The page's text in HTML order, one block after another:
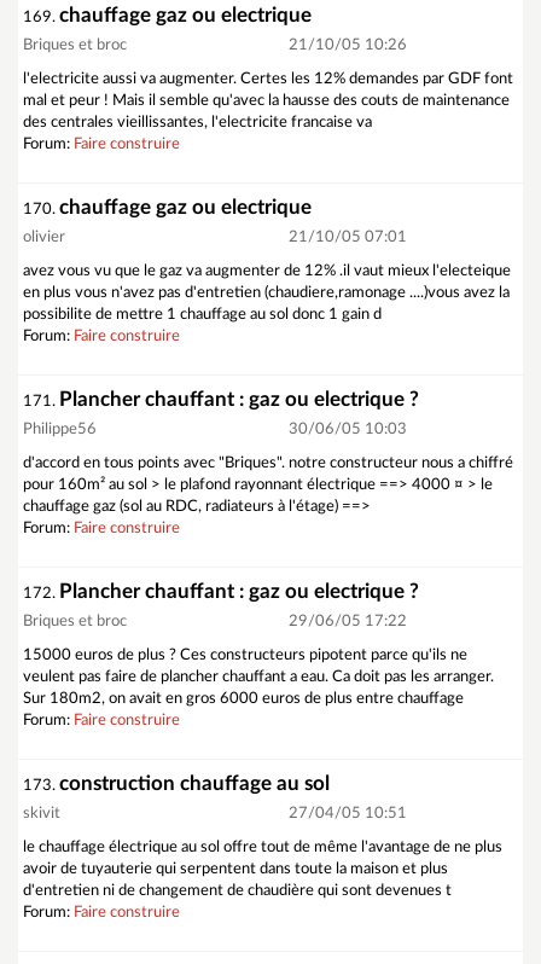
169. chauffage gaz ou electrique
Briques et broc 21/10/05 10:26
l'electricite aussi va augmenter. Certes les 12% demandes par GDF font
mal et peur ! Mais il semble qu'avec la hausse des couts de maintenance
des centrales vieillissantes, l'electricite francaise va
Forum: Faire construire
170. chauffage gaz ou electrique
olivier 21/10/05 07:01
avez vous vu que le gaz va augmenter de 12% .il vaut mieux l'electeique
en plus vous n'avez pas d'entretien (chaudiere,ramonage ....)vous avez la
possibilite de mettre 1 chauffage au sol donc 1 gain d
Forum: Faire construire
171. Plancher chauffant : gaz ou electrique ?
Philippe56 30/06/05 10:03
d'accord en tous points avec "Briques". notre constructeur nous a chiffré
pour 160m² au sol > le plafond rayonnant électrique ==> 4000 ¤ > le
chauffage gaz (sol au RDC, radiateurs à l'étage) ==>
Forum: Faire construire
172. Plancher chauffant : gaz ou electrique ?
Briques et broc 29/06/05 17:22
15000 euros de plus ? Ces constructeurs pipotent parce qu'ils ne
veulent pas faire de plancher chauffant a eau. Ca doit pas les arranger.
Sur 180m2, on avait en gros 6000 euros de plus entre chauffage
Forum: Faire construire
173. construction chauffage au sol
skivit 27/04/05 10:51
le chauffage électrique au sol offre tout de même l'avantage de ne plus
avoir de tuyauterie qui serpentent dans toute la maison et plus
d'entretien ni de changement de chaudière qui sont devenues t
Forum: Faire construire